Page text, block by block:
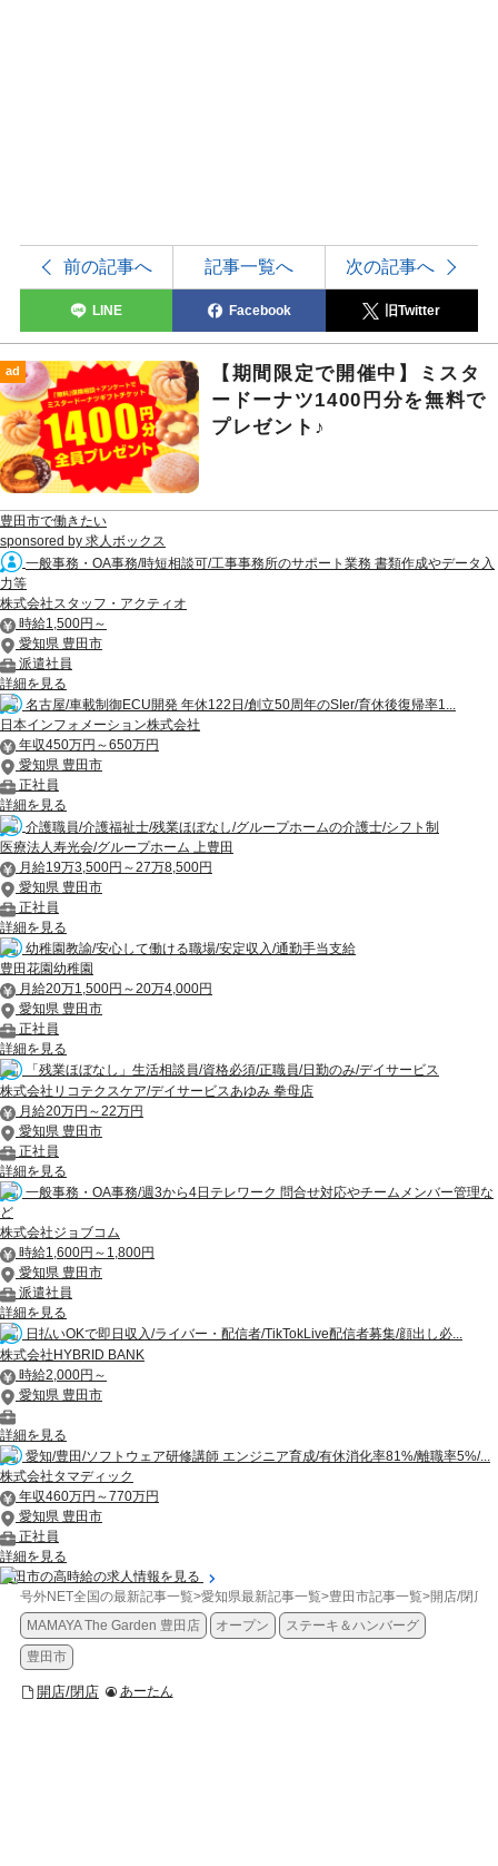
前の記事へ 記事一覧へ 次の記事へ
LINE Facebook 旧Twitter
ad
【期間限定で開催中】ミスタ
ードーナツ1400円分を無料で
プレゼント♪
豊田市で働きたい
sponsored by 求人ボックス
一般事務・OA事務/時短相談可/工事事務所のサポート業務 書類作成やデータ入
力等
株式会社スタッフ・アクティオ
時給1,500円～
愛知県 豊田市
派遣社員
詳細を見る
名古屋/車載制御ECU開発 年休122日/創立50周年のSIer/育休後復帰率1...
日本インフォメーション株式会社
年収450万円～650万円
愛知県 豊田市
正社員
詳細を見る
介護職員/介護福祉士/残業ほぼなし/グループホームの介護士/シフト制
医療法人寿光会/グループホーム 上豊田
月給19万3,500円～27万8,500円
愛知県 豊田市
正社員
詳細を見る
幼稚園教諭/安心して働ける職場/安定収入/通勤手当支給
豊田花園幼稚園
月給20万1,500円～20万4,000円
愛知県 豊田市
正社員
詳細を見る
「残業ほぼなし」生活相談員/資格必須/正職員/日勤のみ/デイサービス
株式会社リコテクスケア/デイサービスあゆみ 拳母店
月給20万円～22万円
愛知県 豊田市
正社員
詳細を見る
一般事務・OA事務/週3から4日テレワーク 問合せ対応やチームメンバー管理な
ど
株式会社ジョブコム
時給1,600円～1,800円
愛知県 豊田市
派遣社員
詳細を見る
日払いOKで即日収入/ライバー・配信者/TikTokLive配信者募集/顔出し必...
株式会社HYBRID BANK
時給2,000円～
愛知県 豊田市
詳細を見る
愛知/豊田/ソフトウェア研修講師 エンジニア育成/有休消化率81%/離職率5%/...
株式会社タマディック
年収460万円～770万円
愛知県 豊田市
正社員
詳細を見る
豊田市の高時給の求人情報を見る
号外NET全国の最新記事一覧>愛知県最新記事一覧>豊田市記事一覧>開店/閉店
MAMAYA The Garden 豊田店
オープン ステーキ＆ハンバーグ
豊田市
開店/閉店 あーたん